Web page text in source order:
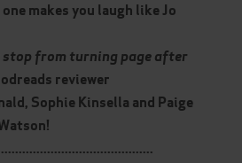
one makes you laugh like Jo
from turning page after
reviewer
Sophie Kinsella and Paige